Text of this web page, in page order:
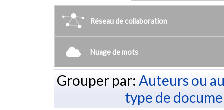
Réseau de collaboration
Nuage de mots
Grouper par: Auteurs ou
type de